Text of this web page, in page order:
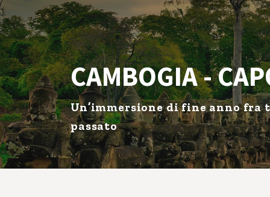
CAMBOGIA -
Un’immersione di fine anno
passato